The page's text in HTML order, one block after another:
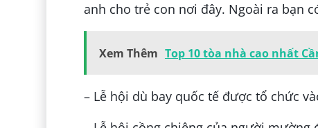
anh cho trẻ con nơi đây. Ngoài ra bạn
Xem Thêm Top 10 tòa nhà cao nhất
– Lễ hội dù bay quốc tế được tổ chức